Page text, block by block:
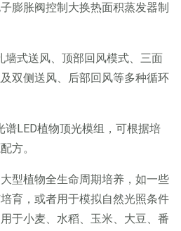
膨胀阀控制大换热面积蒸发器制
墙式送风、顶部回风模式、三面
双侧送风、后部回风等多种循环
谱LED植物顶光模组，可根据培
方。
型植物全生命周期培养，如一些
育，或者用于模拟自然光照条件
于小麦、水稻、玉米、大豆、番